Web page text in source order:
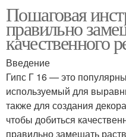
Пошаговая
правильно
качественного
Введение
Гипс Г 16 — это
используемый для
также для создания
чтобы добиться
правильно замешать